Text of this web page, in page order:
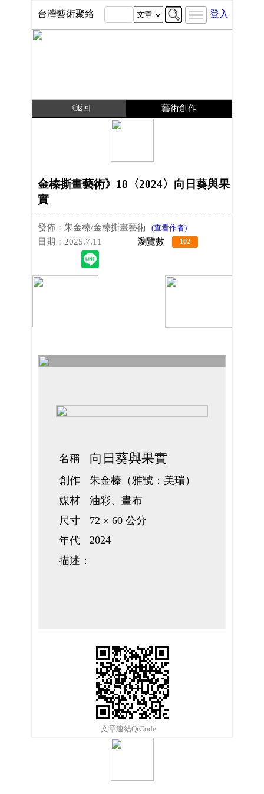
台灣藝術聚絡 登入
《返回 藝術創作
金榛撕畫藝術》18〈2024〉向日葵與果
實
發佈：朱金榛/金榛撕畫藝術 (查看作者)
日期：2025.7.11 瀏覽數 102
名稱 向日葵與果實
創作
朱金榛（雅號：美瑞）
媒材
油彩、畫布
尺寸
72 × 60 公分
年代
2024
描述：
文章連結QrCode